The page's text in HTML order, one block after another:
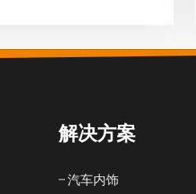
解决方案
汽车内饰